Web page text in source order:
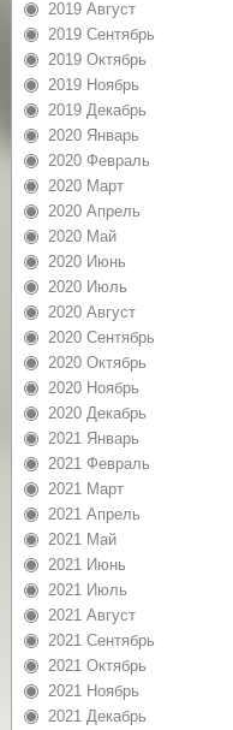
2019 Август
2019 Сентябрь
2019 Октябрь
2019 Ноябрь
2019 Декабрь
2020 Январь
2020 Февраль
2020 Март
2020 Апрель
2020 Май
2020 Июнь
2020 Июль
2020 Август
2020 Сентябрь
2020 Октябрь
2020 Ноябрь
2020 Декабрь
2021 Январь
2021 Февраль
2021 Март
2021 Апрель
2021 Май
2021 Июнь
2021 Июль
2021 Август
2021 Сентябрь
2021 Октябрь
2021 Ноябрь
2021 Декабрь